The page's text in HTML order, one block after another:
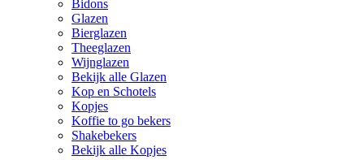
Bidons
Glazen
Bierglazen
Theeglazen
Wijnglazen
Bekijk alle Glazen
Kop en Schotels
Kopjes
Koffie to go bekers
Shakebekers
Bekijk alle Kopjes